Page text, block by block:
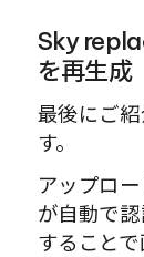
Sky
を再生成
最後にご
す。
アップロ
が自動で
することで